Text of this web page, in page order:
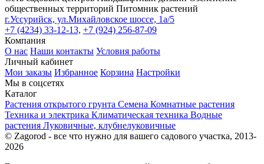
общественных территорий Питомник растений
г.Уссурийск, ул.Михайловское шоссе, 1а/5
+7 (4234) 33-12-13, +7 (924) 256-87-09
Компания
О нас Наши контакты Условия работы
Личный кабинет
Мои заказы Избранное Корзина Настройки
Мы в соцсетях
Каталог
Растения открытого грунта Семена Комнатные растения
Техника и электрика Климатическая техника Водные
растения Луковичные, клубнелуковичные
© Zagorod - все что нужно для вашего садового участка, 2013-
2026